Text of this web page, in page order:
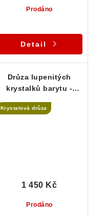
Prodáno
Detail
Drůza lupenitých
krystalků barytu -
Krystalová drůza
Prodáno
1 450 Kč